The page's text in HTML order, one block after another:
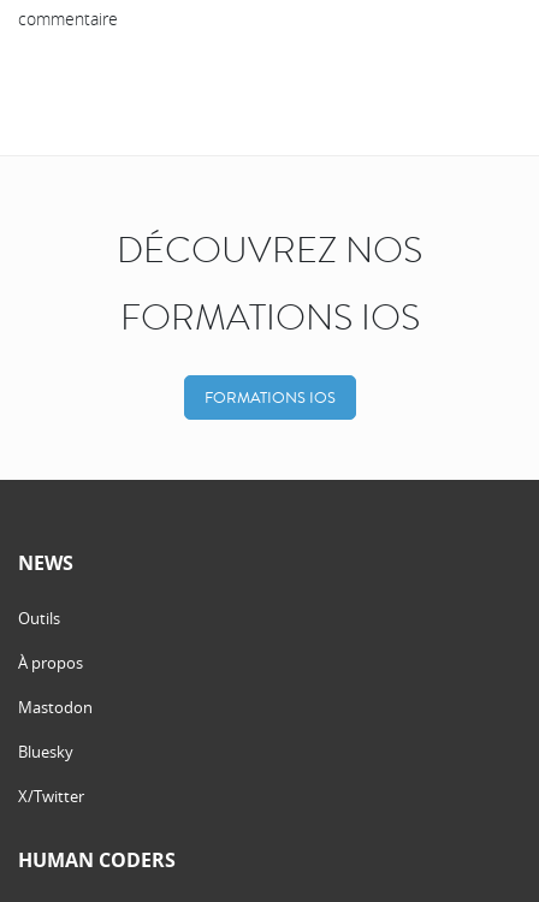
commentaire
DÉCOUVREZ NOS
FORMATIONS IOS
FORMATIONS IOS
NEWS
Outils
À propos
Mastodon
Bluesky
X/Twitter
HUMAN CODERS